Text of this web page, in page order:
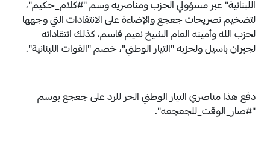
اللبنانية" عبر مسؤولي الحزب ومناصريه وسم "#كلام_حكيم"،
لتضخيم تصريحات جعجع والإضاءة على الانتقادات التي وجهها
لحزب الله وأمينه العام الشيخ نعيم قاسم، كذلك انتقاداته
لجبران باسيل ولحزبه "التيار الوطني"، خصم "القوات اللبنانية".
دفع هذا مناصري التيار الوطني الحر للرد على جعجع بوسم
"#صار_الوقت_للجعجعه".